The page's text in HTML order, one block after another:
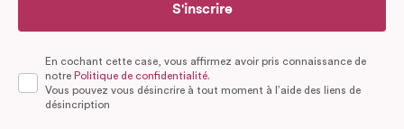
S'inscrire
En cochant cette case, vous affirmez avoir pris connaissance de
notre Politique de confidentialité.
Vous pouvez vous désincrire à tout moment à l’aide des liens de
désincription